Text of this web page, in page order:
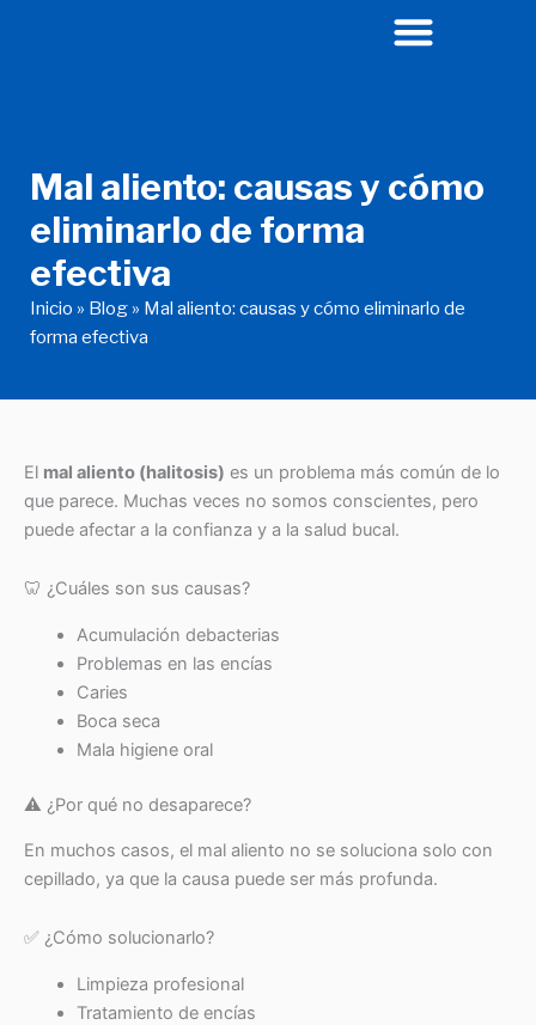
Mal aliento: causas y cómo
eliminarlo de forma
efectiva
Inicio » Blog» Mal aliento: causas y cómo eliminarlo de
forma efectiva
El mal aliento (halitosis) es un problema más común de lo
que parece. Muchas veces no somos conscientes, pero
puede afectar a la confianza y a la salud bucal.
🦷 ¿Cuáles son sus causas?
Acumulación debacterias
Problemas en las encías
Caries
Boca seca
Mala higiene oral
⚠️ ¿Por qué no desaparece?
En muchos casos, el mal aliento no se soluciona solo con
cepillado, ya que la causa puede ser más profunda.
✅ ¿Cómo solucionarlo?
Limpieza profesional
Tratamiento de encías